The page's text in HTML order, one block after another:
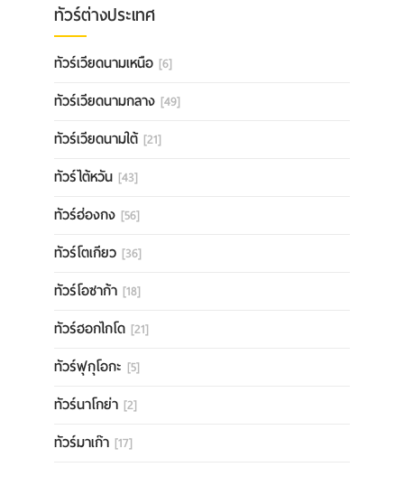
ทัวร์ต่างประเทศ
ทัวร์เวียดนามเหนือ [6]
ทัวร์เวียดนามกลาง [49]
ทัวร์เวียดนามใต้ [21]
ทัวร์ไต้หวัน [43]
ทัวร์ฮ่องกง [56]
ทัวร์โตเกียว [36]
ทัวร์โอซาก้า [18]
ทัวร์ฮอกไกโด [21]
ทัวร์ฟุกุโอกะ [5]
ทัวร์นาโกย่า [2]
ทัวร์มาเก๊า [17]